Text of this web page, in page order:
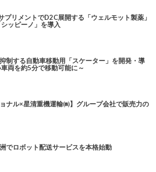
プリメントでD2C展開する「ウェルモット製薬」
ッピーノ」を導入
制する自動車移動用「スケーター」を開発・導
両を約5分で移動可能に～
ナル×星清重機運輸㈱】グループ会社で販売力の
でロボット配送サービスを本格始動